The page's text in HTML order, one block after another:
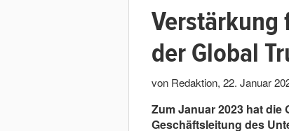
Verstärkung
der Global
von Redaktion, 22. Januar
Zum Januar 2023 hat die
Geschäftsleitung des